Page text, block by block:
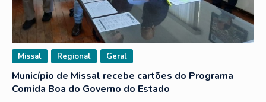
Missal Regional Geral
Município de Missal recebe cartões do Programa
Comida Boa do Governo do Estado